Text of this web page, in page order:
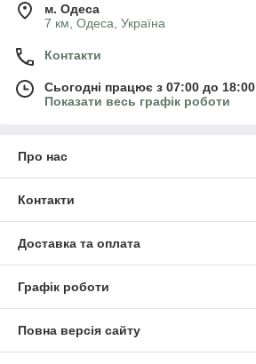
м. Одеса
7 км, Одеса, Україна
Контакти
Сьогодні працює з 07:00 до 18:00
Показати весь графік роботи
Про нас
Контакти
Доставка та оплата
Графік роботи
Повна версія сайту